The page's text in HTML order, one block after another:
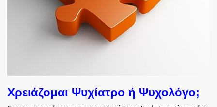
Χρειάζομαι Ψυχίατρο ή Ψυχολόγο;